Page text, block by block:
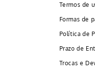
Termos de
Formas de
Política de
Prazo de
Trocas e